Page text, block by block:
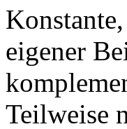
eigener
Teilweise